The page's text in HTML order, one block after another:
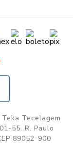
Tecelagem
55. R. Paulo
89052-900